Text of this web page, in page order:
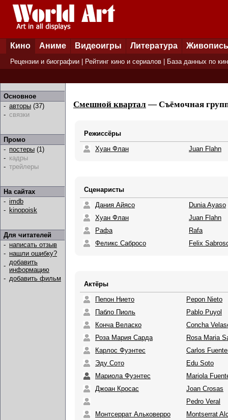
Кино Аниме Видеоигры Литература Живопись
Рецензии и биографии Рейтинг кино и сериалов База данных по
Основное
- авторы (37)
- связки
Промо
- постеры (1)
- кадры
- трейлеры
На сайтах
- imdb
- kinopoisk
Для читателей
- написать отзыв
- нашли ошибку?
- добавить
информацию
- добавить фильм
Смешной квартал — Съёмочная
Режиссёры
Хуан Флан
Juan Flahn
Сценаристы
Дания Айясо
Dunia Ayaso
Хуан Флан
Juan Flahn
Рафа
Rafa
Феликс Сабросо
Felix
Актёры
Пепон Нието
Pepon Nieto
Пабло Пиоль
Pablo Puyol
Конча Веласко
Concha
Роза Мария Сарда
Rosa Maria
Карлос Фуэнтес
Carlos
Эду Сото
Edu Soto
Мариола Фуэнтес
Mariola
Джоан Кросас
Joan Crosas
Pedro Veral
Монтсеррат Альковерро
Montserrat